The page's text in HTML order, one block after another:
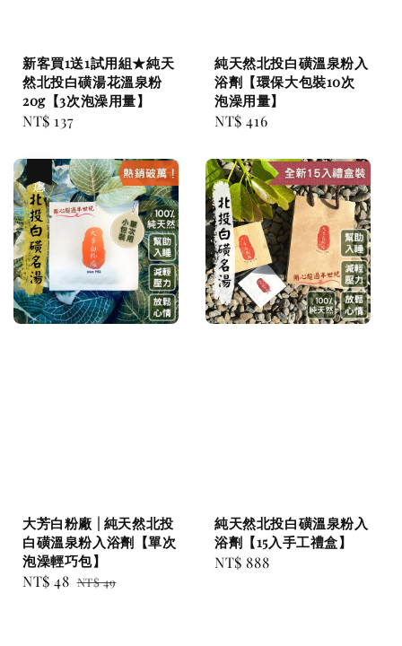
新客買1送1試用組★純天
然北投白磺湯花溫泉粉
20g【3次泡澡用量】
Regular
NT$ 137
純天然北投白磺溫泉粉入
浴劑【環保大包裝10次
泡澡用量】
Regular
NT$ 416
大芳白粉廠 | 純天然北投
白磺溫泉粉入浴劑【單次
泡澡輕巧包】
Sale
NT$ 48 Regular
NT$ 49
純天然北投白磺溫泉粉入
浴劑【15入手工禮盒】
Regular
NT$ 888